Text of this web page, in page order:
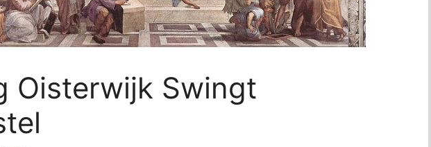
Oisterwijk Swingt